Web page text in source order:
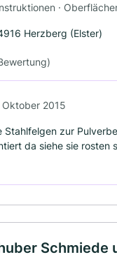
·
Herzberg (Elster)
Oktober 2015
Stahlfelgen zur
da siehe sie rosten
Schmiede